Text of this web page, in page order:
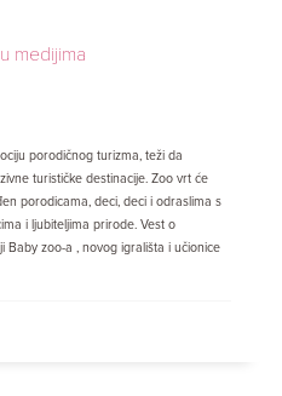
medijima
porodičnog turizma, teži da
turističke destinacije. Zoo vrt će
porodicama, deci, deci i odraslima s
i ljubiteljima prirode. Vest o
Baby zoo-a , novog igrališta i učionice